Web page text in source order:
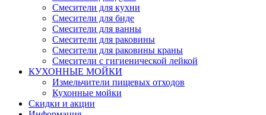
Смесители для кухни
Смесители для биде
Смесители для ванны
Смесители для раковины
Смесители для раковины краны
Смесители с гигиенической лейкой
КУХОННЫЕ МОЙКИ
Измельчители пищевых отходов
Кухонные мойки
Скидки и акции